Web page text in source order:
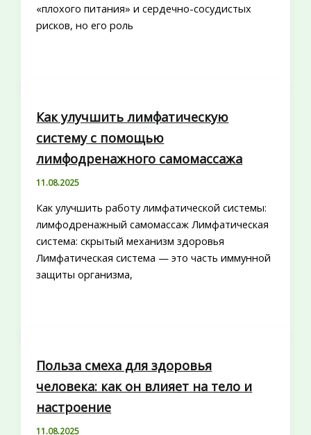
«плохого питания» и сердечно-сосудистых
рисков, но его роль
Как улучшить лимфатическую
систему с помощью
лимфодренажного самомассажа
11.08.2025
Как улучшить работу лимфатической системы:
лимфодренажный самомассаж Лимфатическая
система: скрытый механизм здоровья
Лимфатическая система — это часть иммунной
защиты организма,
Польза смеха для здоровья
человека: как он влияет на тело и
настроение
11.08.2025